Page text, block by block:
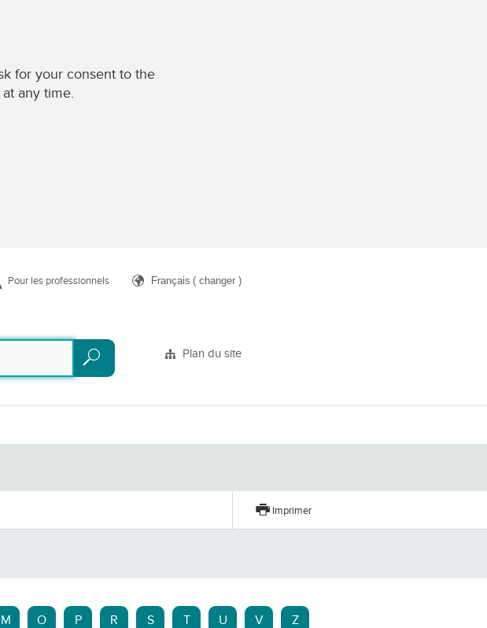
for your consent to the
any time.
Pour les professionnels Français ( changer )
Rechercher
Rechercher
Plan du site
Imprimer
M O P R S T U V Z